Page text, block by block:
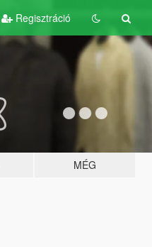
Regisztráció
MÉG